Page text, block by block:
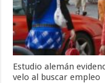
Estudio alemán
velo al buscar empleo